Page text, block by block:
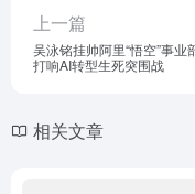
上一篇
吴泳铭挂帅阿里“悟空”事业
打响AI转型生死突围战
相关文章